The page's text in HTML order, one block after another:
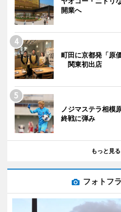
開業へ
町田に京都発「原
関東初出店
ノジマステラ相
終戦に弾み
もっと見る
フォトフ